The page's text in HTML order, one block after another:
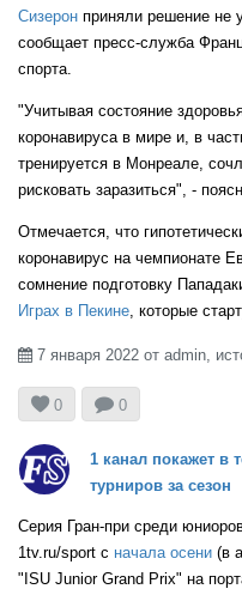
ESP
BLR
HUN
CZE
GER
Сизерон приняли решение не
сообщает пресс-служба
спорта.
"Учитывая состояние
коронавируса в мире и, в
тренируется в Монреале,
рисковать заразиться", -
Отмечается, что
коронавирус на чемпионате
сомнение подготовку
Играх в Пекине, которые
 7 января 2022 от admin,
0  0
1 канал покажет в
турниров за сезон
Серия Гран-при среди
1tv.ru/sport с начала осени (в
"ISU Junior Grand Prix" на